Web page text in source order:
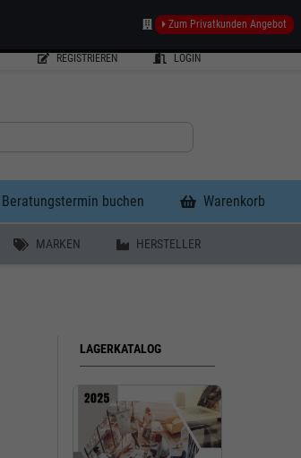
REGISTRIEREN LOGIN
Beratungstermin buchen Warenkorb
MARKEN HERSTELLER
LAGERKATALOG
Zum Privatkunden Angebot